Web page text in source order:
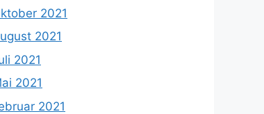
2021
2021
2021
2021
2021